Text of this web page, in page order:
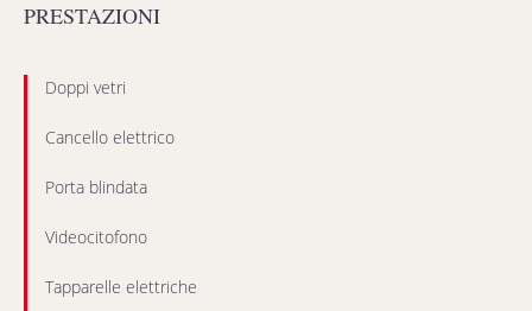
PRESTAZIONI
Doppi vetri
Cancello elettrico
Porta blindata
Videocitofono
Tapparelle elettriche